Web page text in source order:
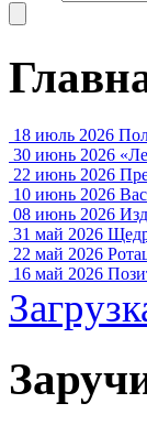
18 июль 2026
30 июнь 2026
22 июнь 2026
10 июнь 2026
08 июнь 2026
31 май 2026
22 май 2026
16 май 2026